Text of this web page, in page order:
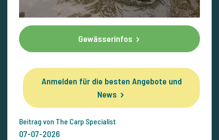
Gewässerinfos
Anmelden für die besten Angebote und
News
Beitrag von The Carp Specialist
07-07-2026